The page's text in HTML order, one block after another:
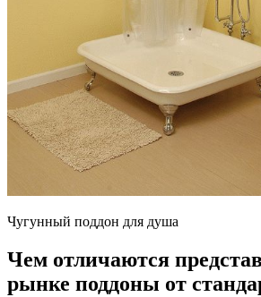
Чугунный поддон для душа
Чем отличаются
рынке поддоны от